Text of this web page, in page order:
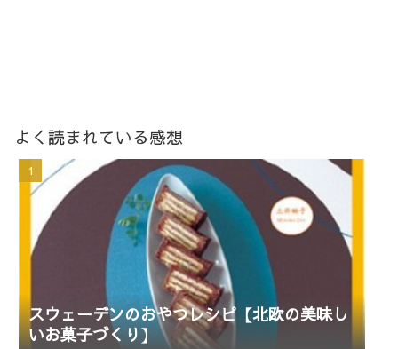
よく読まれている感想
スウェーデンのおやつレシピ【北欧の美味し
いお菓子づくり】